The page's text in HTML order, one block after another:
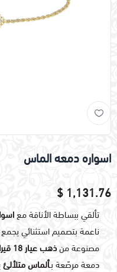
اسواره دمعه الماس
1,131.76 $
تألقي ببساطة الأناقة مع
ناعمة بتصميم استثنائي يجمع
مصنوعة منذهب عيار 18 قيراط
دمعة مرصّعة بـألماس متلألئ